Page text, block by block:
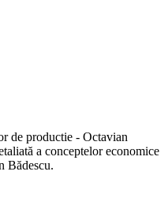
de productie - Octavian
a conceptelor economice
Bădescu.